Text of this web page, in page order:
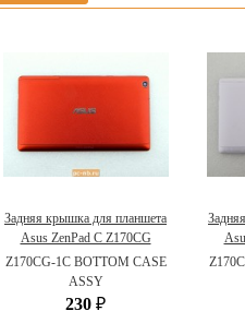
Задняя крышка для планшета
Asus ZenPad C Z170CG
13NK01Y3AP0101
Z170CG-1C BOTTOM CASE
ASSY
230 ₽